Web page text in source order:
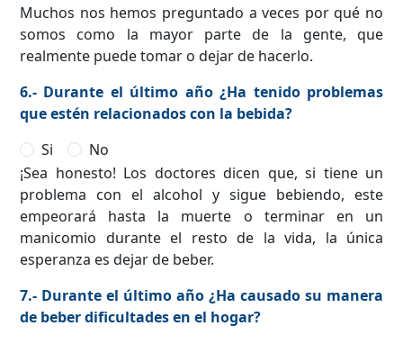
Muchos nos hemos preguntado a veces por qué no
somos como la mayor parte de la gente, que
realmente puede tomar o dejar de hacerlo.
6.- Durante el último año ¿Ha tenido problemas
que estén relacionados con la bebida?
Si
No
¡Sea honesto! Los doctores dicen que, si tiene un
problema con el alcohol y sigue bebiendo, este
empeorará hasta la muerte o terminar en un
manicomio durante el resto de la vida, la única
esperanza es dejar de beber.
7.- Durante el último año ¿Ha causado su manera
de beber dificultades en el hogar?